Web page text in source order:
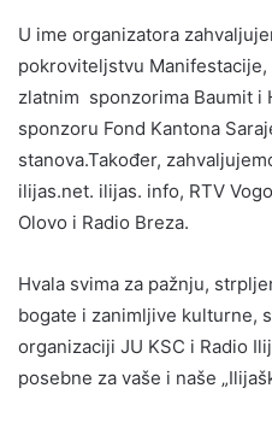
U ime organizatora
pokroviteljstvu Manifestacije,
zlatnim sponzorima Baumit i
sponzoru Fond Kantona
stanova.Također,
ilijas.net. ilijas. info, RTV
Olovo i Radio Breza.
Hvala svima za pažnju,
bogate i zanimljive kulturne,
organizaciji JU KSC i Radio
posebne za vaše i naše